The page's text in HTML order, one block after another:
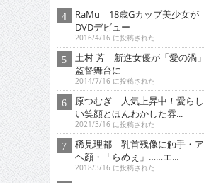
RaMu 18歳Gカップ美少女が
DVDデビュー
2016/4/16 に投稿された
土村 芳 新進女優が「愛の渦」
監督舞台に
2014/7/16 に投稿された
原つむぎ 人気上昇中！愛らし
い笑顔とほんわかした雰...
2021/3/16 に投稿された
稀見理都 乳首残像に触手・ア
ヘ顔・「らめぇ」……エ...
2018/3/16 に投稿された